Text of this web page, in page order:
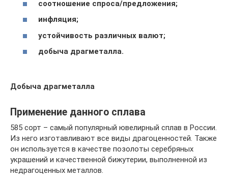
соотношение спроса/предложения;
инфляция;
устойчивость различных валют;
добыча драгметалла.
Добыча драгметалла
Применение данного сплава
585 сорт – самый популярный ювелирный сплав в России.
Из него изготавливают все виды драгоценностей. Также
он используется в качестве позолоты серебряных
украшений и качественной бижутерии, выполненной из
недрагоценных металлов.